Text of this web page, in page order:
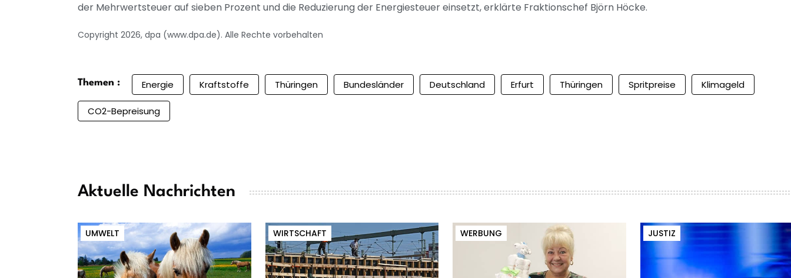
der Mehrwertsteuer auf sieben Prozent und die Reduzierung der Energiesteuer einsetzt, erklärte Fraktionschef Björn Höcke.
Copyright 2026, dpa (www.dpa.de). Alle Rechte vorbehalten
Themen : Energie Kraftstoffe Thüringen Bundesländer Deutschland Erfurt Thüringen Spritpreise Klimageld
CO2-Bepreisung
Aktuelle Nachrichten
UMWELT WIRTSCHAFT WERBUNG JUSTIZ